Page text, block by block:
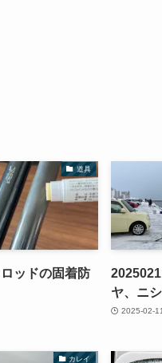
道具
ッドの固着防
ヤ、ニ
2025-02-11
カレイ